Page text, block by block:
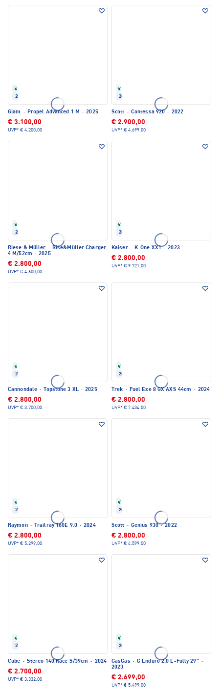
2025
Giant · Propel Advanced 1 M · 2025
€ 3.100,00
UVP* € 4.200,00
2022
Scott · Contessa 920 · 2022
€ 2.900,00
UVP* € 4.699,00
2025
Riese & Müller · Rise&Müller Charger
4 M/52cm · 2025
€ 2.800,00
UVP* € 4.600,00
2023
Kaiser · K-One XX1· 2023
€ 2.800,00
UVP* € 9.721,00
2025
Cannondale · Topstone 3 XL · 2025
€ 2.800,00
UVP* € 3.700,00
2024
Trek · Fuel Exe 8 GX AXS 44cm · 2024
€ 2.800,00
UVP* € 7.434,00
2024
Raymon · Trailray 160E 9.0 · 2024
€ 2.800,00
UVP* € 5.299,00
2022
Scott · Genius 930·2022
€ 2.800,00
UVP* € 4.599,00
2024
Cube · Stereo 140 Race S/39cm · 2024
€ 2.700,00
UVP* € 3.332,00
2023
GasGas · G Enduro 2.0 E-Fully 29" ·
2023
€ 2.699,00
UVP* € 5.499,00